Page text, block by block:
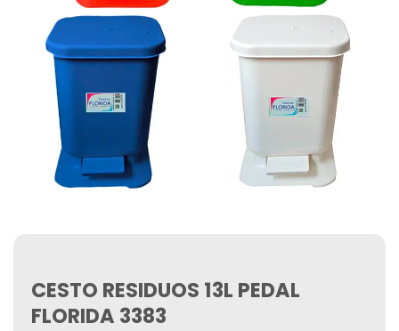
CESTO RESIDUOS 13L PEDAL
FLORIDA 3383